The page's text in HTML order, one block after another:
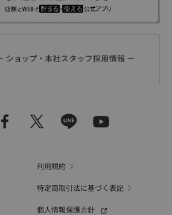
利用規約
特定商取引法に基づく表記
個人情報保護方針